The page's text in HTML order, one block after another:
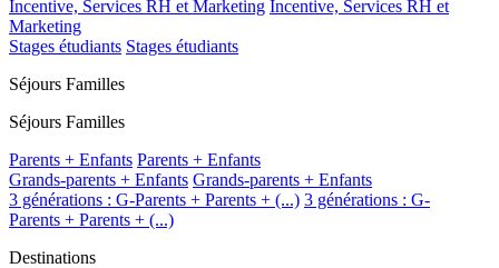
Incentive, Services RH et Marketing Incentive, Services RH et
Marketing
Stages étudiants Stages étudiants
Séjours Familles
Séjours Familles
Parents + Enfants Parents + Enfants
Grands-parents + Enfants Grands-parents + Enfants
3 générations : G-Parents + Parents + (...) 3 générations : G-
Parents + Parents + (...)
Destinations